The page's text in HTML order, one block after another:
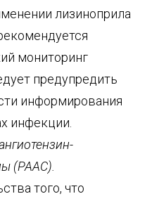
лизиноприла
мониторинг
предупредить
информирования
инфекции.
(РААС).
того, что